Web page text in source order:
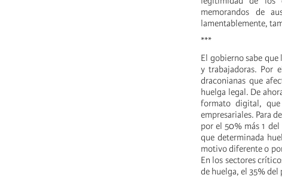
memorandos de
lamentablemente,
***
El gobierno sabe
y trabajadoras. Por
draconianas que
huelga legal. De
formato digital,
empresariales. Para
por el 50% más 1
que determinada
motivo diferente o
En los sectores
de huelga, el 35%